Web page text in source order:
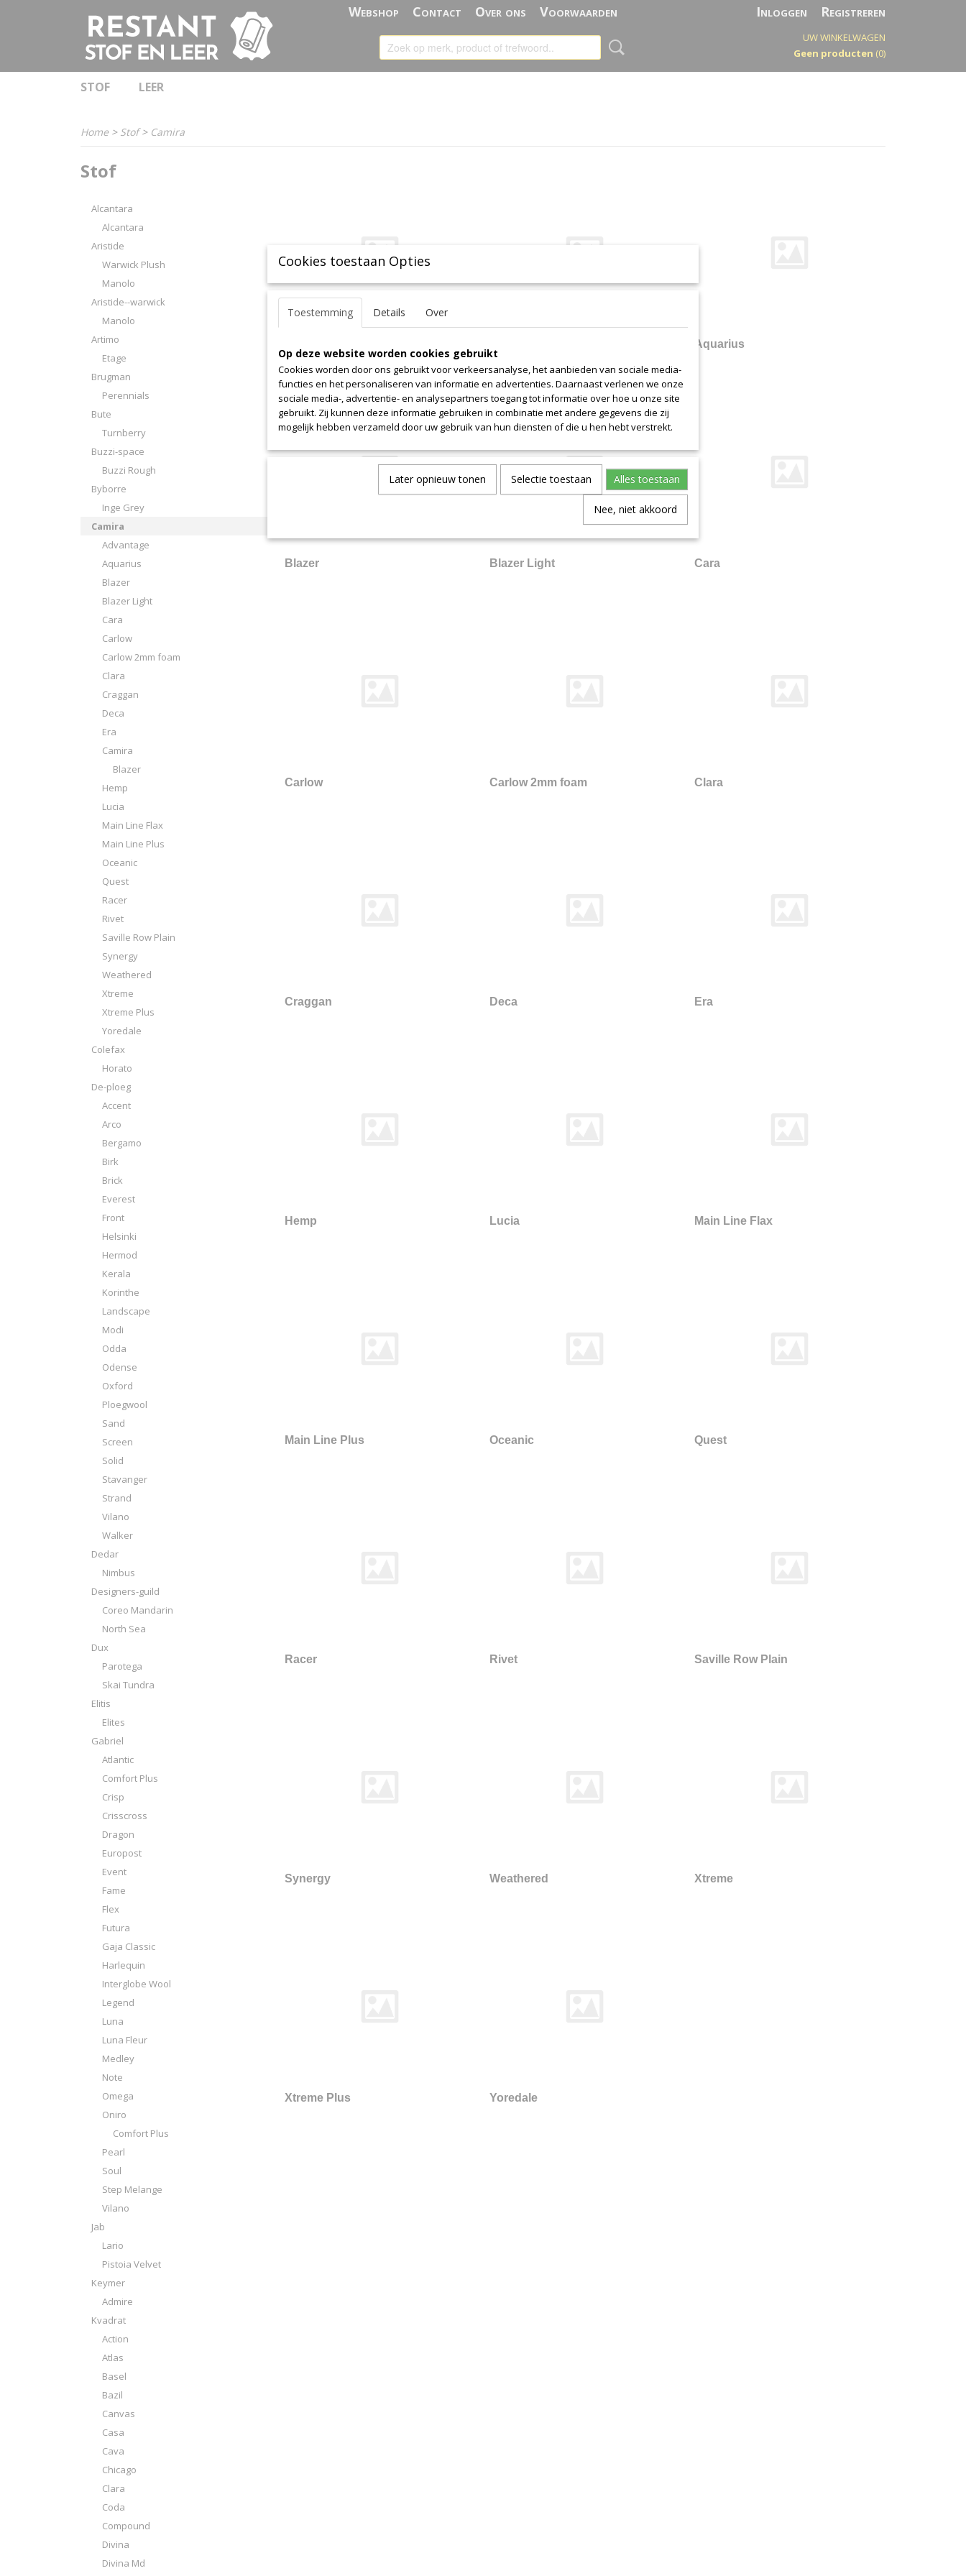
Webshop Contact Over ons Voorwaarden Inloggen Registreren
UW WINKELWAGEN
Geen producten (0)
STOF LEER
Home> Stof> Camira
Stof
Alcantara
Alcantara
Aristide
Warwick Plush
Manolo
Aristide--warwick
Manolo
Artimo
Etage
Brugman
Perennials
Bute
Turnberry
Buzzi-space
Buzzi Rough
Byborre
Inge Grey
Camira
Advantage
Aquarius
Blazer
Blazer Light
Cara
Carlow
Carlow 2mm foam
Clara
Craggan
Deca
Era
Camira
Blazer
Hemp
Lucia
Main Line Flax
Main Line Plus
Oceanic
Quest
Racer
Rivet
Saville Row Plain
Synergy
Weathered
Xtreme
Xtreme Plus
Yoredale
Colefax
Horato
De-ploeg
Accent
Arco
Bergamo
Birk
Brick
Everest
Front
Helsinki
Hermod
Kerala
Korinthe
Landscape
Modi
Odda
Odense
Oxford
Ploegwool
Sand
Screen
Solid
Stavanger
Strand
Vilano
Walker
Dedar
Nimbus
Designers-guild
Coreo Mandarin
North Sea
Dux
Parotega
Skai Tundra
Elitis
Elites
Gabriel
Atlantic
Comfort Plus
Crisp
Crisscross
Dragon
Europost
Event
Fame
Flex
Futura
Gaja Classic
Harlequin
Interglobe Wool
Legend
Luna
Luna Fleur
Medley
Note
Omega
Oniro
Comfort Plus
Pearl
Soul
Step Melange
Vilano
Jab
Lario
Pistoia Velvet
Keymer
Admire
Kvadrat
Action
Atlas
Basel
Bazil
Canvas
Casa
Cava
Chicago
Clara
Coda
Compound
Divina
Divina Md
Aquarius
Blazer Blazer Light Cara
Carlow Carlow 2mm foam Clara
Craggan Deca Era
Hemp Lucia Main Line Flax
Main Line Plus Oceanic Quest
Racer Rivet Saville Row Plain
Synergy Weathered Xtreme
Xtreme Plus Yoredale
Cookies toestaan Opties
Toestemming Details Over
Op deze website worden cookies gebruikt
Cookies worden door ons gebruikt voor verkeersanalyse, het aanbieden van sociale media-
functies en het personaliseren van informatie en advertenties. Daarnaast verlenen we onze
sociale media-, advertentie- en analysepartners toegang tot informatie over hoe u onze site
gebruikt. Zij kunnen deze informatie gebruiken in combinatie met andere gegevens die zij
mogelijk hebben verzameld door uw gebruik van hun diensten of die u hen hebt verstrekt.
Later opnieuw tonen Selectie toestaan Alles toestaan
Nee, niet akkoord